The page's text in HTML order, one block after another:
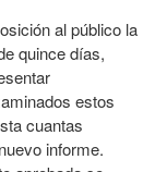
al público la
quince días,
estos
cuantas
informe.